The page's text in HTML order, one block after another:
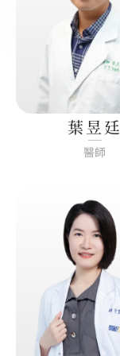
觀看更多
葉昱廷
醫師